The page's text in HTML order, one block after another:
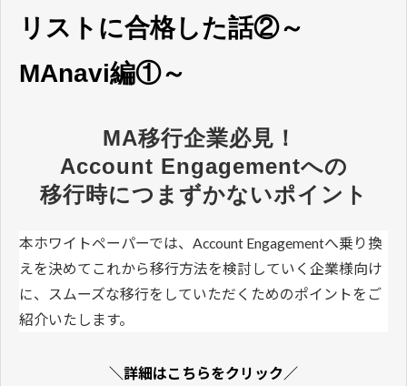
リストに合格した話②～
MAnavi編①～
MA移行企業必見！
Account Engagementへの
移行時につまずかないポイント
本ホワイトペーパーでは、Account Engagementへ乗り換
えを決めてこれから移行方法を検討していく企業様向け
に、スムーズな移行をしていただくためのポイントをご
紹介いたします。
＼詳細はこちらをクリック／